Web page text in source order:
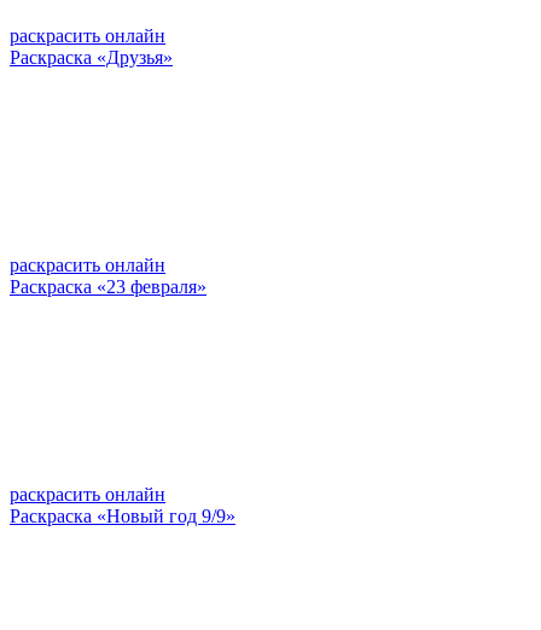
раскрасить онлайн
Раскраска «Друзья»
раскрасить онлайн
Раскраска «23 февраля»
раскрасить онлайн
Раскраска «Новый год 9/9»